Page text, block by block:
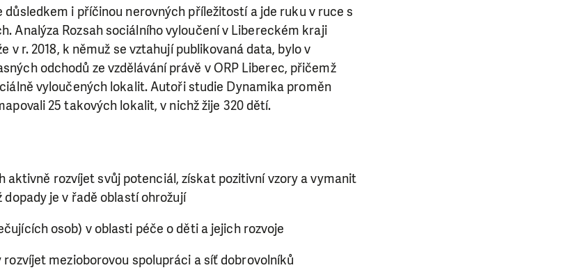
důsledkem i příčinou nerovných příležitostí a jde ruku v ruce s
Analýza Rozsah sociálního vyloučení v Libereckém kraji
v r. 2018, k němuž se vztahují publikovaná data, bylo v
odchodů ze vzdělávání právě v ORP Liberec, přičemž
vyloučených lokalit. Autoři studie Dynamika proměn
25 takových lokalit, v nichž žije 320 dětí.
aktivně rozvíjet svůj potenciál, získat pozitivní vzory a vymanit
je v řadě oblastí ohrožují
osob) v oblasti péče o děti a jejich rozvoje
rozvíjet mezioborovou spolupráci a síť dobrovolníků